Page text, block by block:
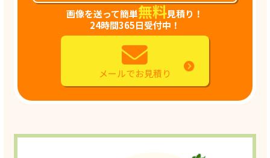
画像を送って簡単無料見積り！
24時間365日受付中！
メールでお見積り